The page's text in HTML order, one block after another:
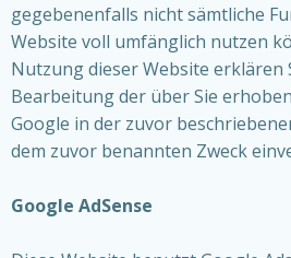
gegebenenfalls nicht sämtliche
Website voll umfänglich nutzen
Nutzung dieser Website erklären
Bearbeitung der über Sie
Google in der zuvor
dem zuvor benannten Zweck
Google AdSense